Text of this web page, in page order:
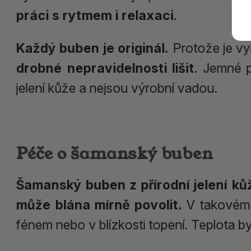
práci s rytmem i relaxaci.
Každý buben je originál. Protože je
drobné nepravidelnosti lišit. Jemné
jelení kůže a nejsou výrobní vadou.
Péče o šamanský buben
Šamanský buben z přírodní jelení
může blána mírně povolit.V
fénem nebo v blízkosti topení. Teplota